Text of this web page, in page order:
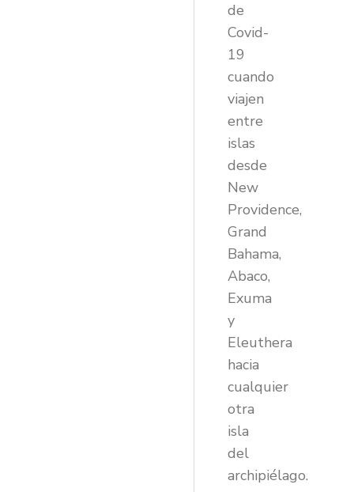
de
Covid-
19
cuando
viajen
entre
islas
desde
New
Providence,
Grand
Bahama,
Abaco,
Exuma
y
Eleuthera
hacia
cualquier
otra
isla
del
archipiélago.